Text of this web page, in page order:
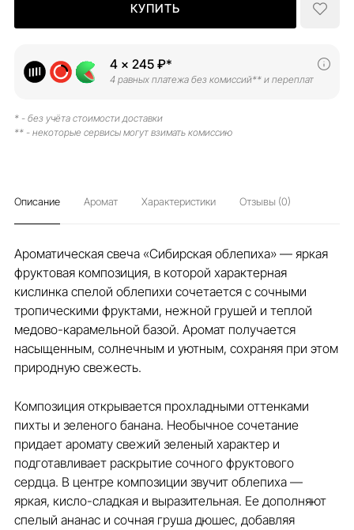
КУПИТЬ
4 × 245 ₽*
4 равных платежа без комиссий** и переплат
* - без учёта стоимости доставки
** - некоторые сервисы могут взимать комиссию
Описание Аромат Характеристики Отзывы (0)
Ароматическая свеча «Сибирская облепиха» — яркая
фруктовая композиция, в которой характерная
кислинка спелой облепихи сочетается с сочными
тропическими фруктами, нежной грушей и теплой
медово-карамельной базой. Аромат получается
насыщенным, солнечным и уютным, сохраняя при этом
природную свежесть.
Композиция открывается прохладными оттенками
пихты и зеленого банана. Необычное сочетание
придает аромату свежий зеленый характер и
подготавливает раскрытие сочного фруктового
сердца. В центре композиции звучит облепиха —
яркая, кисло-сладкая и выразительная. Ее дополняют
спелый ананас и сочная груша дюшес, добавляя